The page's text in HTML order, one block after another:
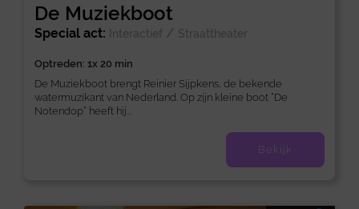
De Muziekboot
Special act: Interactief / Straattheater
Optreden: 1x 20 min
De Muziekboot brengt Reinier Sijpkens, de bekende
watermuzikant van Nederland. Op zijn kleine boot “De
Notendop” heeft hij...
Bekijk